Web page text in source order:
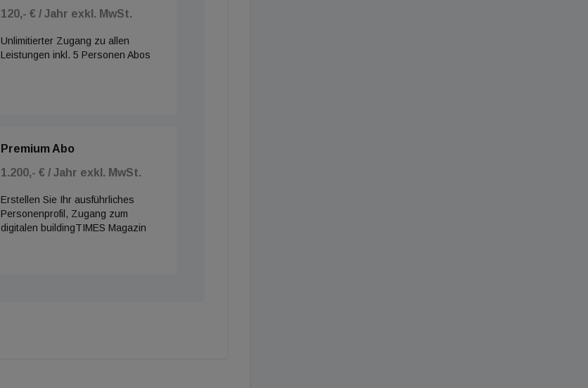
120,- € / Jahr exkl. MwSt.
Unlimitierter Zugang zu allen
Leistungen inkl. 5 Personen Abos
Premium Abo
1.200,- € / Jahr exkl. MwSt.
Erstellen Sie Ihr ausführliches
Personenprofil, Zugang zum
digitalen buildingTIMES Magazin